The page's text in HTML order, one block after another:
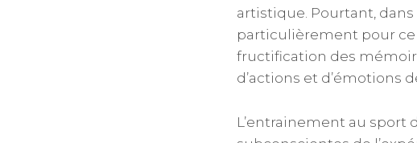
artistique. Pourtant,
particulièrement pour ce
fructification des
d’actions et d’émotions
L’entrainement au sport